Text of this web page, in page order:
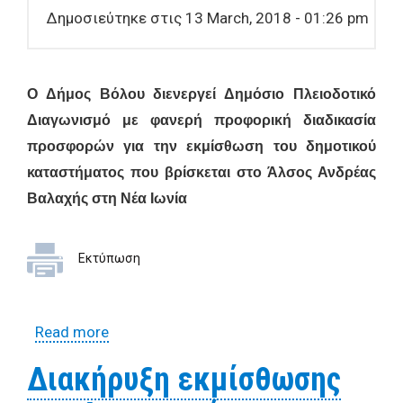
Δημοσιεύτηκε στις 13 March, 2018 - 01:26 pm
Ο Δήμος Βόλου διενεργεί Δημόσιο Πλειοδοτικό
Διαγωνισμό με φανερή προφορική διαδικασία
προσφορών για την εκμίσθωση του δημοτικού
καταστήματος που βρίσκεται στο Άλσος Ανδρέας
Βαλαχής στη Νέα Ιωνία
Εκτύπωση
Read moreabout Διακήρυξη εκμίσθωσης του
στο Άλσος Ανδρέας Βαλαχής στη Νέα
Διακήρυξη εκμίσθωσης